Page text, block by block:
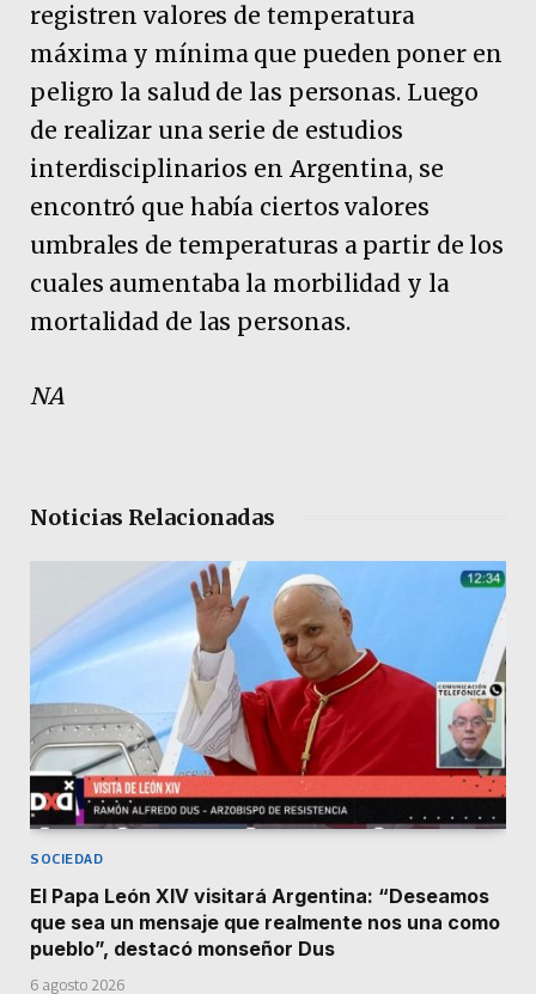
registren valores de temperatura
máxima y mínima que pueden poner en
peligro la salud de las personas. Luego
de realizar una serie de estudios
interdisciplinarios en Argentina, se
encontró que había ciertos valores
umbrales de temperaturas a partir de los
cuales aumentaba la morbilidad y la
mortalidad de las personas.
NA
Noticias Relacionadas
SOCIEDAD
El Papa León XIV visitará Argentina: “Deseamos
que sea un mensaje que realmente nos una como
pueblo”, destacó monseñor Dus
6 agosto 2026